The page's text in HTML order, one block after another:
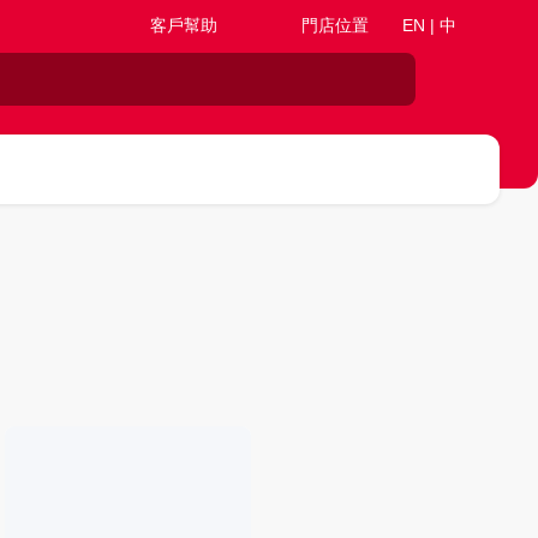
客戶幫助 門店位置 EN | 中